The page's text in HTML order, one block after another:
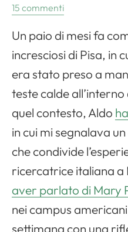
15 commenti
Un paio di mesi fa
incresciosi di Pisa, in
era stato preso a
teste calde
quel contesto, Aldo
in cui mi segnalava
che condivide
ricercatrice italiana a
aver parlato di Mary
nei campus
settimana con una